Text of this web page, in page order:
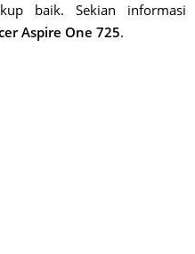
baik. Sekian informasi
Aspire One 725.